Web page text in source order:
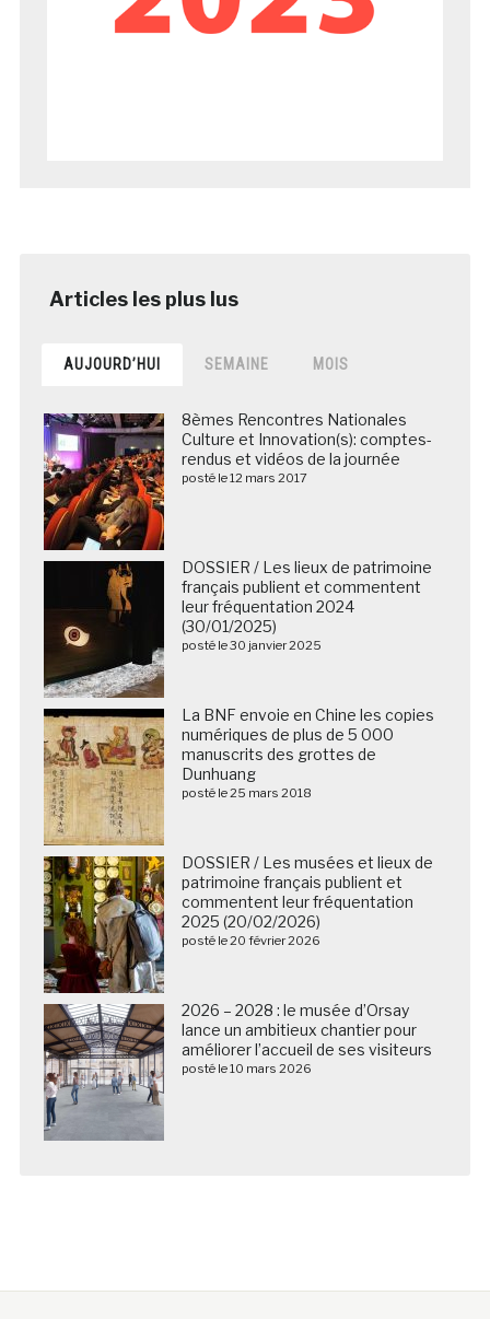
AUJOURD’HUI SEMAINE MOIS
8èmes Rencontres Nationales
Culture et Innovation(s): comptes-
rendus et vidéos de la journée
posté le 12 mars 2017
DOSSIER / Les lieux de patrimoine
français publient et commentent
leur fréquentation 2024
(30/01/2025)
posté le 30 janvier 2025
La BNF envoie en Chine les copies
numériques de plus de 5 000
manuscrits des grottes de
Dunhuang
posté le 25 mars 2018
DOSSIER / Les musées et lieux de
patrimoine français publient et
commentent leur fréquentation
2025 (20/02/2026)
posté le 20 février 2026
2026 – 2028 : le musée d’Orsay
lance un ambitieux chantier pour
améliorer l’accueil de ses visiteurs
posté le 10 mars 2026